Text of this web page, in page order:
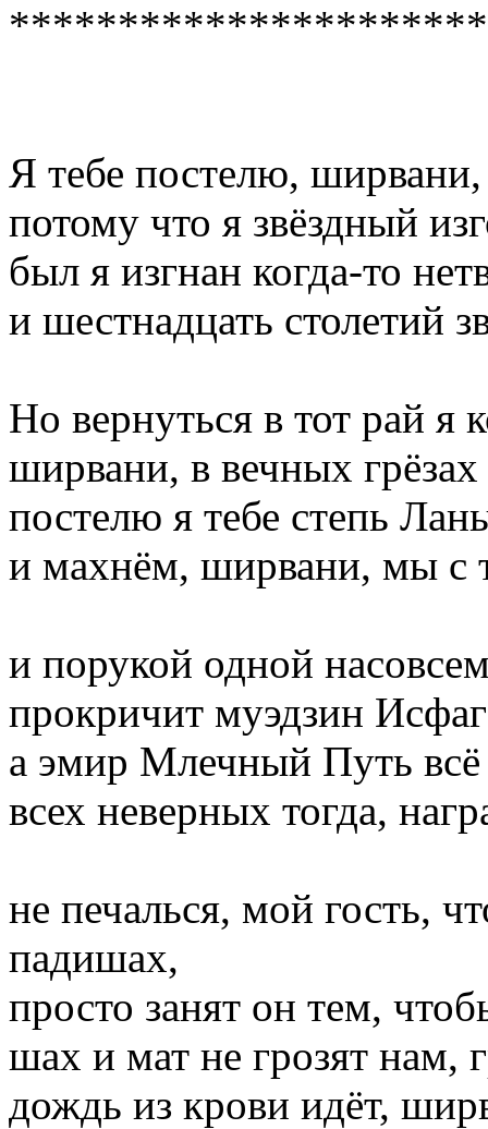
Я тебе постелю,
потому что я звёздный
был я изгнан когда-то
и шестнадцать столетий
Но вернуться в тот рай я
ширвани, в вечных
постелю я тебе степь
и махнём, ширвани, мы с
и порукой одной
прокричит муэдзин
а эмир Млечный Путь
всех неверных тогда,
не печалься, мой гость,
падишах,
просто занят он тем,
шах и мат не грозят нам,
дождь из крови идёт,